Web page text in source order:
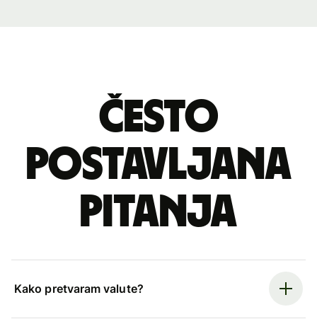
Često
postavljana
pitanja
Kako pretvaram valute?